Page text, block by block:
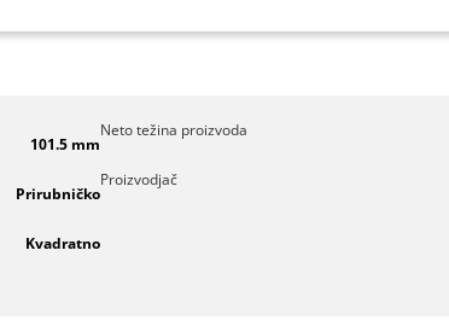
101.5 mm
Prirubničko
Kvadratno
Neto težina proizvoda
Proizvodjač